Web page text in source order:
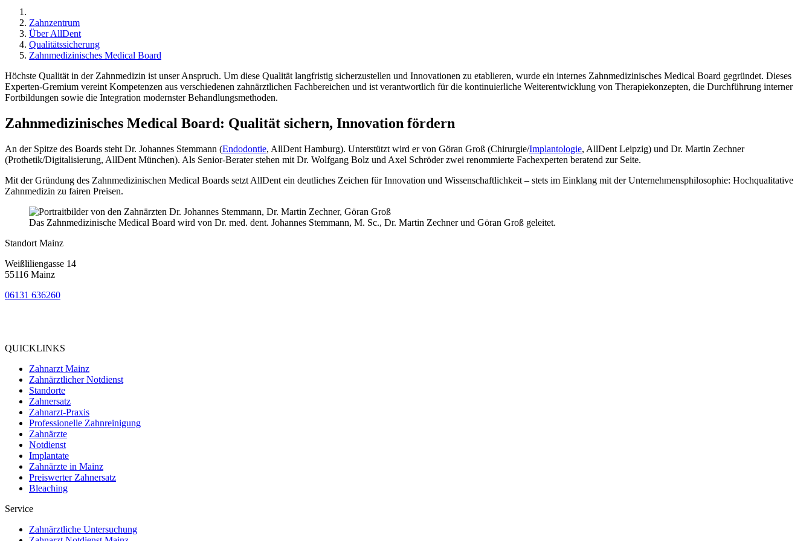
Zahnzentrum
Über AllDent
Qualitätssicherung
Zahnmedizinisches Medical Board
Höchste Qualität in der Zahnmedizin ist unser Anspruch. Um diese Qualität langfristig sicherzustellen und Innovationen zu etablieren, wurde ein internes Zahnmedizinisches Medical Board gegründet. Dieses
Experten-Gremium vereint Kompetenzen aus verschiedenen zahnärztlichen Fachbereichen und ist verantwortlich für die kontinuierliche Weiterentwicklung von Therapiekonzepten, die Durchführung interner
Fortbildungen sowie die Integration modernster Behandlungsmethoden.
Zahnmedizinisches Medical Board: Qualität sichern, Innovation fördern
An der Spitze des Boards steht Dr. Johannes Stemmann (Endodontie, AllDent Hamburg). Unterstützt wird er von Göran Groß (Chirurgie/Implantologie, AllDent Leipzig) und Dr. Martin Zechner
(Prothetik/Digitalisierung, AllDent München). Als Senior-Berater stehen mit Dr. Wolfgang Bolz und Axel Schröder zwei renommierte Fachexperten beratend zur Seite.
Mit der Gründung des Zahnmedizinischen Medical Boards setzt AllDent ein deutliches Zeichen für Innovation und Wissenschaftlichkeit – stets im Einklang mit der Unternehmensphilosophie: Hochqualitative
Zahnmedizin zu fairen Preisen.
Das Zahnmedizinische Medical Board wird von Dr. med. dent. Johannes Stemmann, M. Sc., Dr. Martin Zechner und Göran Groß geleitet.
Standort Mainz
Weißliliengasse 14
55116 Mainz
06131 636260
QUICKLINKS
Zahnarzt Mainz
Zahnärztlicher Notdienst
Standorte
Zahnersatz
Zahnarzt-Praxis
Professionelle Zahnreinigung
Zahnärzte
Notdienst
Implantate
Zahnärzte in Mainz
Preiswerter Zahnersatz
Bleaching
Service
Zahnärztliche Untersuchung